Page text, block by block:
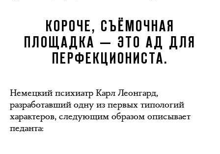
КОРОЧЕ, СЪЁМОЧНАЯ
ПЛОЩАДКА — ЭТО АД ДЛЯ
ПЕРФЕКЦИОНИСТА.
Немецкий психиатр Карл Леонгард,
разработавший одну из первых типологий
характеров, следующим образом описывает
педанта: